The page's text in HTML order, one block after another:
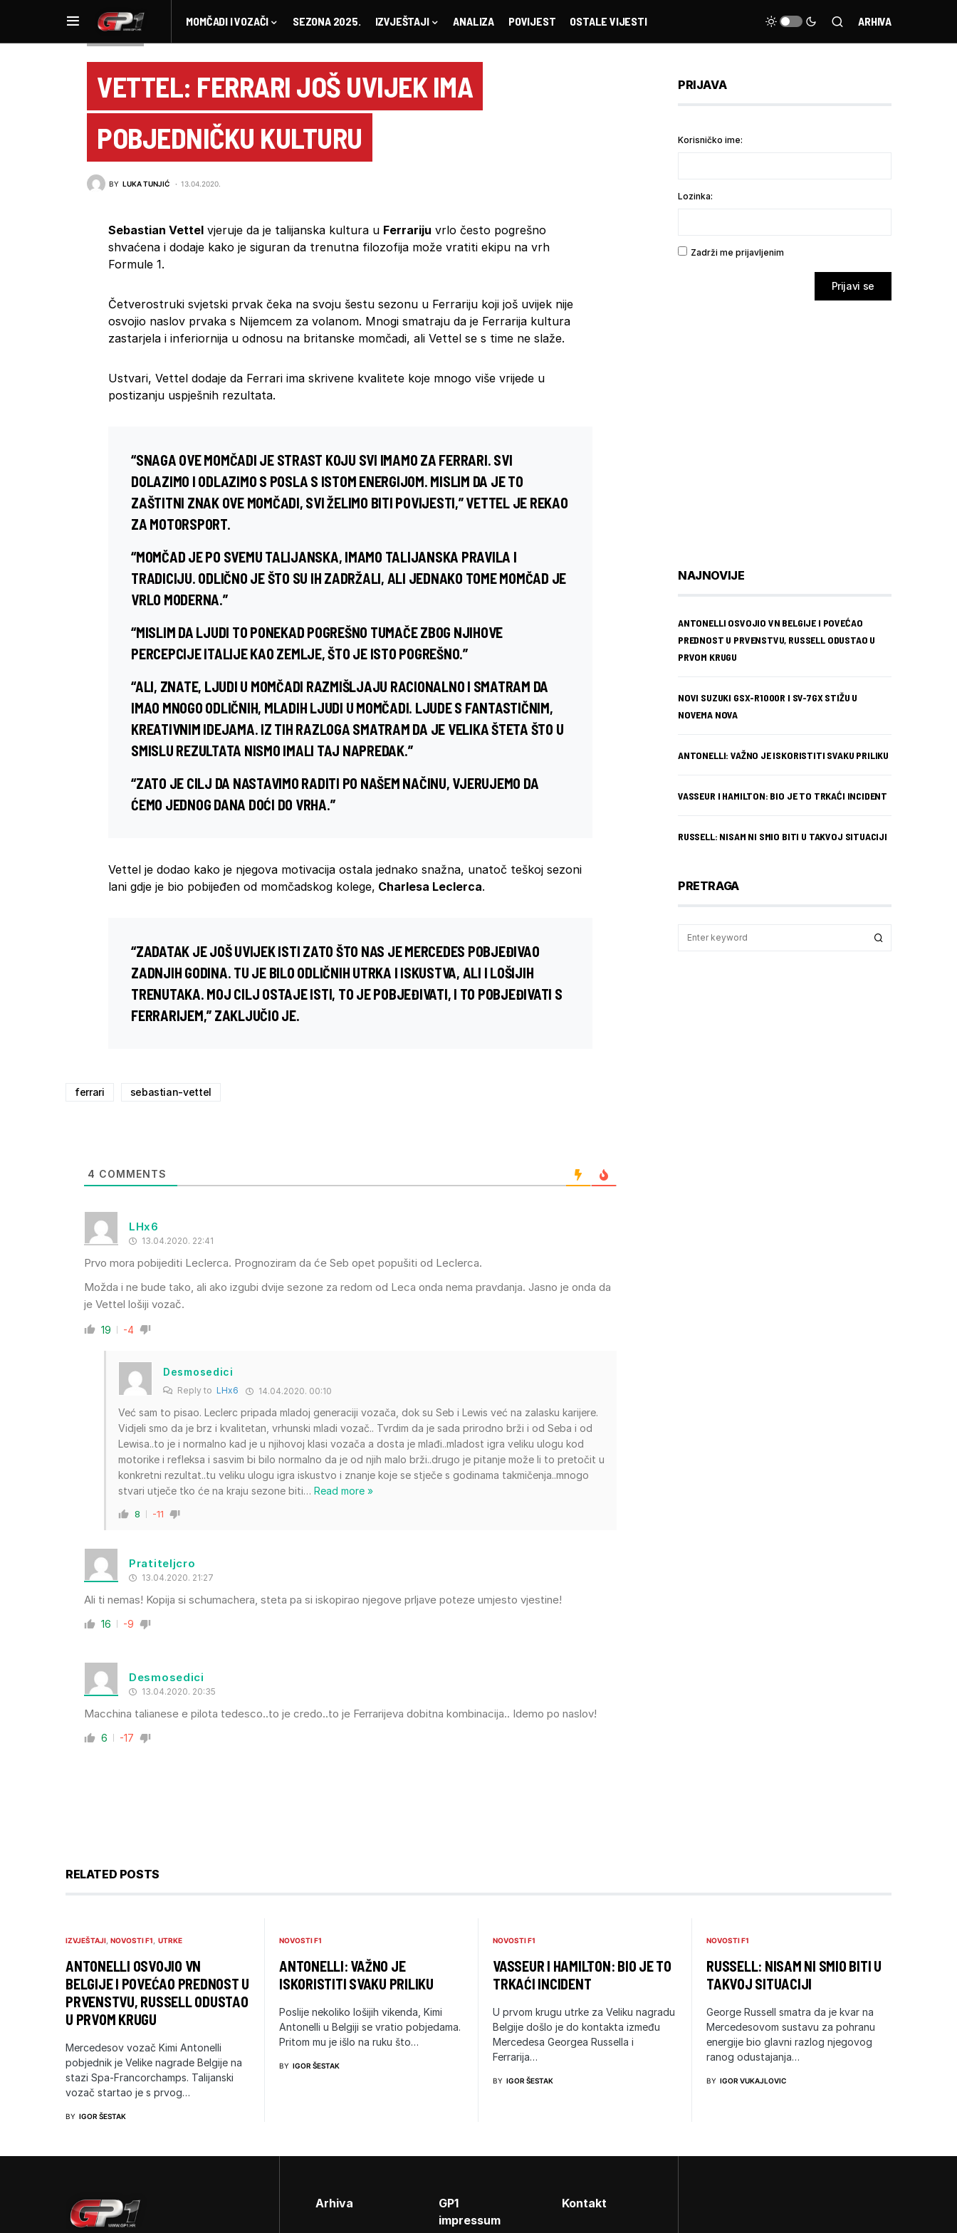
MOMČADI I VOZAČI SEZONA 2025. IZVJEŠTAJI ANALIZA POVIJEST OSTALE VIJESTI ARHIVA
VETTEL: FERRARI JOŠ UVIJEK IMA
POBJEDNIČKU KULTURU
BY LUKA TUNJIĆ 13.04.2020.
Sebastian Vettel vjeruje da je talijanska kultura u Ferrariju vrlo često pogrešno
shvaćena i dodaje kako je siguran da trenutna filozofija može vratiti ekipu na vrh
Formule 1.
Četverostruki svjetski prvak čeka na svoju šestu sezonu u Ferrariju koji još uvijek nije
osvojio naslov prvaka s Nijemcem za volanom. Mnogi smatraju da je Ferrarija kultura
zastarjela i inferiornija u odnosu na britanske momčadi, ali Vettel se s time ne slaže.
Ustvari, Vettel dodaje da Ferrari ima skrivene kvalitete koje mnogo više vrijede u
postizanju uspješnih rezultata.
“SNAGA OVE MOMČADI JE STRAST KOJU SVI IMAMO ZA FERRARI. SVI
DOLAZIMO I ODLAZIMO S POSLA S ISTOM ENERGIJOM. MISLIM DA JE TO
ZAŠTITNI ZNAK OVE MOMČADI, SVI ŽELIMO BITI POVIJESTI,” VETTEL JE REKAO
ZA MOTORSPORT.
“MOMČAD JE PO SVEMU TALIJANSKA, IMAMO TALIJANSKA PRAVILA I
TRADICIJU. ODLIČNO JE ŠTO SU IH ZADRŽALI, ALI JEDNAKO TOME MOMČAD JE
VRLO MODERNA.”
“MISLIM DA LJUDI TO PONEKAD POGREŠNO TUMAČE ZBOG NJIHOVE
PERCEPCIJE ITALIJE KAO ZEMLJE, ŠTO JE ISTO POGREŠNO.”
“ALI, ZNATE, LJUDI U MOMČADI RAZMIŠLJAJU RACIONALNO I SMATRAM DA
IMAO MNOGO ODLIČNIH, MLADIH LJUDI U MOMČADI. LJUDE S FANTASTIČNIM,
KREATIVNIM IDEJAMA. IZ TIH RAZLOGA SMATRAM DA JE VELIKA ŠTETA ŠTO U
SMISLU REZULTATA NISMO IMALI TAJ NAPREDAK.”
“ZATO JE CILJ DA NASTAVIMO RADITI PO NAŠEM NAČINU, VJERUJEMO DA
ĆEMO JEDNOG DANA DOĆI DO VRHA.”
Vettel je dodao kako je njegova motivacija ostala jednako snažna, unatoč teškoj sezoni
lani gdje je bio pobijeđen od momčadskog kolege, Charlesa Leclerca.
“ZADATAK JE JOŠ UVIJEK ISTI ZATO ŠTO NAS JE MERCEDES POBJEĐIVAO
ZADNJIH GODINA. TU JE BILO ODLIČNIH UTRKA I ISKUSTVA, ALI I LOŠIJIH
TRENUTAKA. MOJ CILJ OSTAJE ISTI, TO JE POBJEĐIVATI, I TO POBJEĐIVATI S
FERRARIJEM,” ZAKLJUČIO JE.
ferrari sebastian-vettel
4 COMMENTS
LHx6
13.04.2020. 22:41
Prvo mora pobijediti Leclerca. Prognoziram da će Seb opet popušiti od Leclerca.
Možda i ne bude tako, ali ako izgubi dvije sezone za redom od Leca onda nema pravdanja. Jasno je onda da
je Vettel lošiji vozač.
19 -4
Desmosedici
Reply to LHx6 14.04.2020. 00:10
Već sam to pisao. Leclerc pripada mladoj generaciji vozača, dok su Seb i Lewis već na zalasku karijere.
Vidjeli smo da je brz i kvalitetan, vrhunski mladi vozač.. Tvrdim da je sada prirodno brži i od Seba i od
Lewisa..to je i normalno kad je u njihovoj klasi vozača a dosta je mlađi..mladost igra veliku ulogu kod
motorike i refleksa i sasvim bi bilo normalno da je od njih malo brži..drugo je pitanje može li to pretočit u
konkretni rezultat..tu veliku ulogu igra iskustvo i znanje koje se stječe s godinama takmičenja..mnogo
stvari utječe tko će na kraju sezone biti… Read more »
8 -11
Pratiteljcro
13.04.2020. 21:27
Ali ti nemas! Kopija si schumachera, steta pa si iskopirao njegove prljave poteze umjesto vjestine!
16 -9
Desmosedici
13.04.2020. 20:35
Macchina talianese e pilota tedesco..to je credo..to je Ferrarijeva dobitna kombinacija.. Idemo po naslov!
6 -17
PRIJAVA
Korisničko ime:
Lozinka:
Zadrži me prijavljenim
Prijavi se
NAJNOVIJE
ANTONELLI OSVOJIO VN BELGIJE I POVEĆAO
PREDNOST U PRVENSTVU, RUSSELL ODUSTAO U
PRVOM KRUGU
NOVI SUZUKI GSX-R1000R I SV-7GX STIŽU U
NOVEMA NOVA
ANTONELLI: VAŽNO JE ISKORISTITI SVAKU PRILIKU
VASSEUR I HAMILTON: BIO JE TO TRKAĆI INCIDENT
RUSSELL: NISAM NI SMIO BITI U TAKVOJ SITUACIJI
PRETRAGA
RELATED POSTS
IZVJEŠTAJI NOVOSTI F1 UTRKE
ANTONELLI OSVOJIO VN
BELGIJE I POVEĆAO PREDNOST U
PRVENSTVU, RUSSELL ODUSTAO
U PRVOM KRUGU
Mercedesov vozač Kimi Antonelli
pobjednik je Velike nagrade Belgije na
stazi Spa-Francorchamps. Talijanski
vozač startao je s prvog…
BY IGOR ŠESTAK
NOVOSTI F1
ANTONELLI: VAŽNO JE
ISKORISTITI SVAKU PRILIKU
Poslije nekoliko lošijih vikenda, Kimi
Antonelli u Belgiji se vratio pobjedama.
Pritom mu je išlo na ruku što…
BY IGOR ŠESTAK
NOVOSTI F1
VASSEUR I HAMILTON: BIO JE TO
TRKAĆI INCIDENT
U prvom krugu utrke za Veliku nagradu
Belgije došlo je do kontakta između
Mercedesa Georgea Russella i
Ferrarija…
BY IGOR ŠESTAK
NOVOSTI F1
RUSSELL: NISAM NI SMIO BITI U
TAKVOJ SITUACIJI
George Russell smatra da je kvar na
Mercedesovom sustavu za pohranu
energije bio glavni razlog njegovog
ranog odustajanja…
BY IGOR VUKAJLOVIC
Arhiva
GP1
impressum
Kontakt